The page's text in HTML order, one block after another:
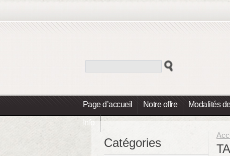
Page d’accueil Notre offre Modalités
Info
Catégories